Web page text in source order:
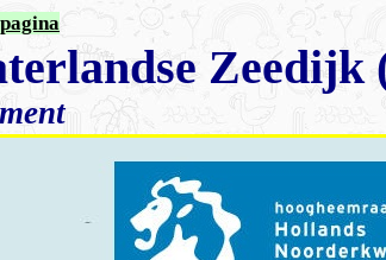
Zeedijk